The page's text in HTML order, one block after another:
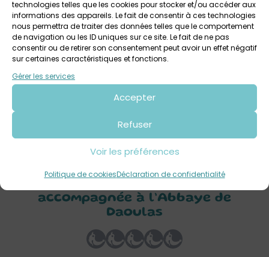
technologies telles que les cookies pour stocker et/ou accéder aux
informations des appareils. Le fait de consentir à ces technologies
nous permettra de traiter des données telles que le comportement
de navigation ou les ID uniques sur ce site. Le fait de ne pas
consentir ou de retirer son consentement peut avoir un effet négatif
sur certaines caractéristiques et fonctions.
Gérer les services
Accepter
Refuser
Voir les préférences
Politique de cookiesDéclaration de confidentialité
3 août 2026 > 9 août 2026
Les balades photographiques de Daoulas
Votre avis sur
accompagnée à l’Abbaye de
Daoulas